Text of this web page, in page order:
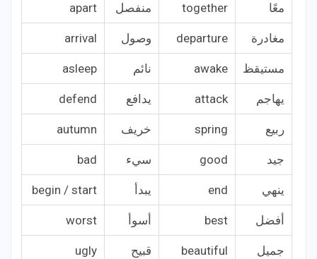
معًا together منفصل apart
مغادرة departure وصول arrival
مستيقظ awake نائم asleep
يهاجم attack يدافع defend
ربيع spring خريف autumn
جيد good سيء bad
ينهي end يبدأ begin / start
أفضل best أسوأ worst
جميل beautiful قبيح ugly